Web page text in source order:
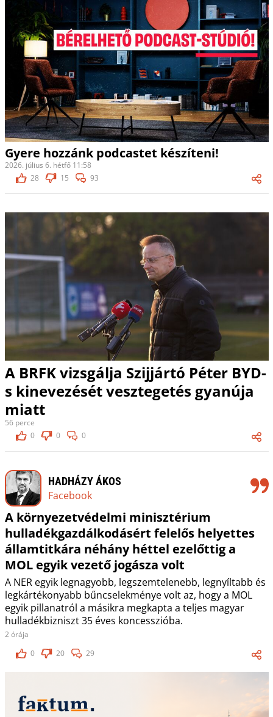
Gyere hozzánk podcastet készíteni!
2026. július 6. hétfő 11:58
28
15 93
A BRFK vizsgálja Szijjártó Péter BYD-
s kinevezését vesztegetés gyanúja
miatt
56 perce
0
0 0
HADHÁZY ÁKOS
Facebook
A környezetvédelmi minisztérium
hulladékgazdálkodásért felelős helyettes
államtitkára néhány héttel ezelőttig a
MOL egyik vezető jogásza volt
A NER egyik legnagyobb, legszemtelenebb, legnyíltabb és
legkártékonyabb bűncselekménye volt az, hogy a MOL
egyik pillanatról a másikra megkapta a teljes magyar
hulladékbizniszt 35 éves koncesszióba.
2 órája
0
20 29